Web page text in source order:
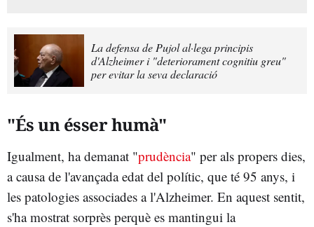
La defensa de Pujol al·lega principis
d'Alzheimer i "deteriorament cognitiu greu"
per evitar la seva declaració
"És un ésser humà"
Igualment, ha demanat "prudència" per als propers dies,
a causa de l'avançada edat del polític, que té 95 anys, i
les patologies associades a l'Alzheimer. En aquest sentit,
s'ha mostrat sorprès perquè es mantingui la